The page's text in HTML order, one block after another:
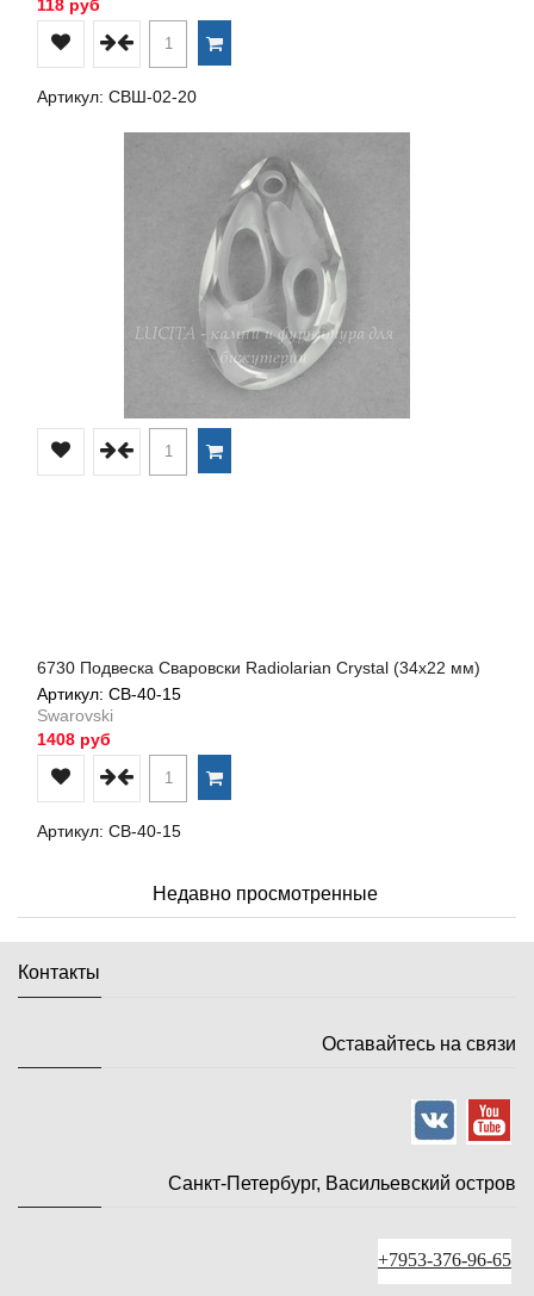
118 руб
Артикул: СВШ-02-20
6730 Подвеска Сваровски Radiolarian Crystal (34х22 мм)
Артикул: СВ-40-15
Swarovski
1408 руб
Артикул: СВ-40-15
Недавно просмотренные
Контакты
Оставайтесь на связи
Санкт-Петербург, Васильевский остров
+7953-376-96-65